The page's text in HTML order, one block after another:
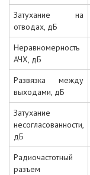
Затухание на
отводах, дБ
Неравномерность
АЧХ, дБ
Развязка между
выходами, дБ
Затухание
несогласованности,
дБ
Радиочастотный
разъем